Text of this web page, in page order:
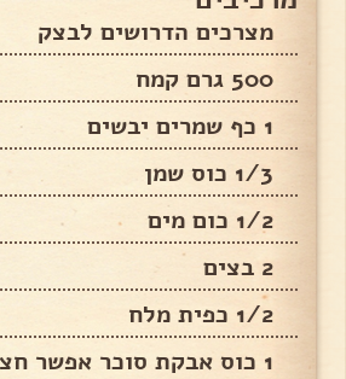
מצרכים הדרושים לבצק
500 גרם קמח
1 כף שמרים יבשים
1/3 כוס שמן
1/2 כום מים
2 בצים
1/2 כפית מלח
1 כוס אבקת סוכר אפשר חצי